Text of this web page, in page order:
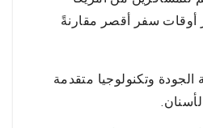
أوقات سفر أقصر مقارنةً
الجودة وتكنولوجيا متقدمة